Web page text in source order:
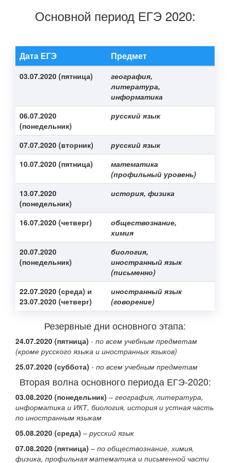
Основной период ЕГЭ 2020:
Дата ЕГЭ Предмет
03.07.2020 (пятница)
география,
литература,
информатика
06.07.2020
(понедельник)
русский язык
07.07.2020 (вторник)
русский язык
10.07.2020 (пятница)
математика
(профильный уровень)
13.07.2020
(понедельник)
история, физика
16.07.2020 (четверг)
обществознание,
химия
20.07.2020
(понедельник)
биология,
иностранный язык
(письменно)
22.07.2020 (среда) и
23.07.2020 (четверг)
иностранный язык
(говорение)
Резервные дни основного этапа:
24.07.2020 (пятница) - по всем учебным предметам
(кроме русского языка и иностранных языков)
25.07.2020 (суббота) - по всем учебным предметам
Вторая волна основного периода ЕГЭ-2020:
03.08.2020 (понедельник) – география, литература,
информатика и ИКТ, биология, история и устная часть
по иностранным языкам
05.08.2020 (среда) – русский язык
07.08.2020 (пятница) – по обществознание, химия,
физика, профильная математика и письменной части